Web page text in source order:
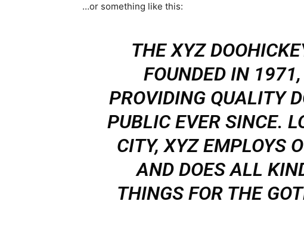
…or something like this:
THE XYZ
FOUNDED IN
PROVIDING QUALITY
PUBLIC EVER SINCE.
CITY, XYZ EMPLOYS
AND DOES ALL
THINGS FOR THE